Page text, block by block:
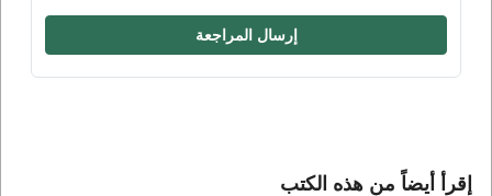
إرسال المراجعة
إقرأ أيضاً من هذه الكتب